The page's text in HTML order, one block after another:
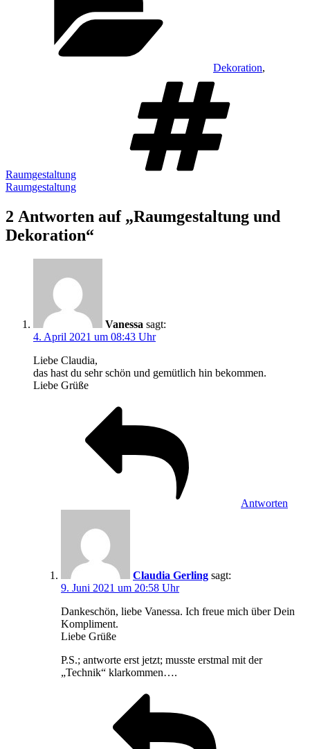
Dekoration,
Raumgestaltung
Raumgestaltung
2 Antworten auf „Raumgestaltung und
Dekoration“
Vanessa sagt:
4. April 2021 um 08:43 Uhr
Liebe Claudia,
das hast du sehr schön und gemütlich hin bekommen.
Liebe Grüße
Antworten
Claudia Gerling sagt:
9. Juni 2021 um 20:58 Uhr
Dankeschön, liebe Vanessa. Ich freue mich über Dein
Kompliment.
Liebe Grüße
P.S.; antworte erst jetzt; musste erstmal mit der
„Technik“ klarkommen….